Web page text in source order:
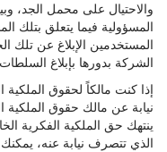
والاحتيال على محمل الجد،
المسؤولية فيما يتعلق
المستخدمين الإبلاغ عن تلك
الشركة بدورها بإبلاغ
إذا كنت مالكاً لحقوق الملكية
نيابة عن مالك حقوق الملكية
ينتهك حق الملكية الفكرية
الذي تتصرف نيابة عنه،